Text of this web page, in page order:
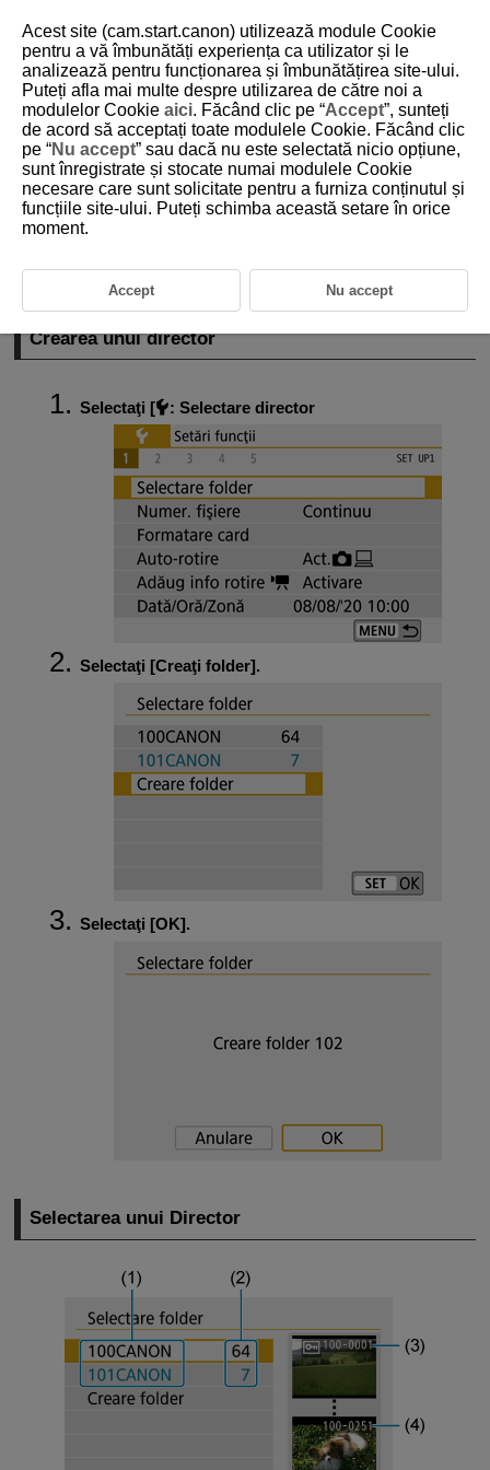
D101-170
Setări director
Crearea unui director
Selectarea unui Director
Crearea unui director
Selectaţi [ : Selectare director
Selectaţi [Creaţi folder].
Selectaţi [OK].
Selectarea unui Director
Acest site (cam.start.canon) utilizează module Cookie
pentru a vă îmbunătăți experiența ca utilizator și le
analizează pentru funcționarea și îmbunătățirea site-ului.
Puteți afla mai multe despre utilizarea de către noi a
modulelor Cookie aici. Făcând clic pe “Accept”, sunteți
de acord să acceptați toate modulele Cookie. Făcând clic
pe “Nu accept” sau dacă nu este selectată nicio opțiune,
sunt înregistrate și stocate numai modulele Cookie
necesare care sunt solicitate pentru a furniza conținutul și
funcțiile site-ului. Puteți schimba această setare în orice
moment.
Accept Nu accept